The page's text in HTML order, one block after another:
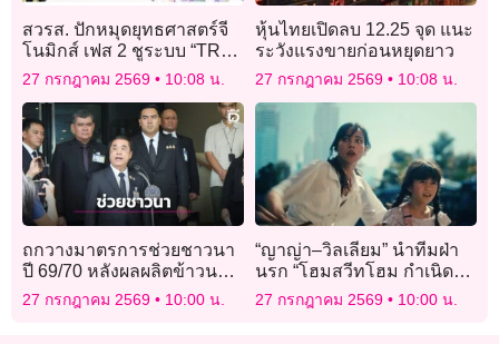
สวรส. ปักหมุดยุทธศาสตร์จี
โนมิกส์ เฟส 2 ชูระบบ “TRE”
พลิกโฉมระบบนิเวศวิจัย
27 กรกฎาคม 2569 10:08 น.
หุ้นไทยเปิดลบ 12.25 จุด แนะ
ระวังแรงขายก่อนหยุดยาว
27 กรกฎาคม 2569 10:08 น.
ถกวางมาตรการช่วยชาวนา
ปี 69/70 หลังผลผลิตข้าวนาปี-
นาปรังลด
27 กรกฎาคม 2569 10:00 น.
“ญาญ่า–วิลเลียม” นำทีมฝ่า
นรก “โฮมสวีทโฮม กำเนิด
ใหม่” ถ่ายทอดความสยอง
จากเกมดัง
27 กรกฎาคม 2569 10:00 น.